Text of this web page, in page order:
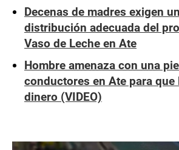
Decenas de madres exigen
distribución adecuada del
Vaso de Leche en Ate
Hombre amenaza con una
conductores en Ate para que
dinero (VIDEO)